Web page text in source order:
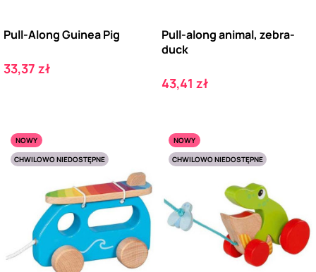
Pull-Along Guinea Pig
Cena
33,37 zł
Pull-along animal, zebra-
duck
Cena
43,41 zł
NOWY
CHWILOWO NIEDOSTĘPNE
NOWY
CHWILOWO NIEDOSTĘPNE